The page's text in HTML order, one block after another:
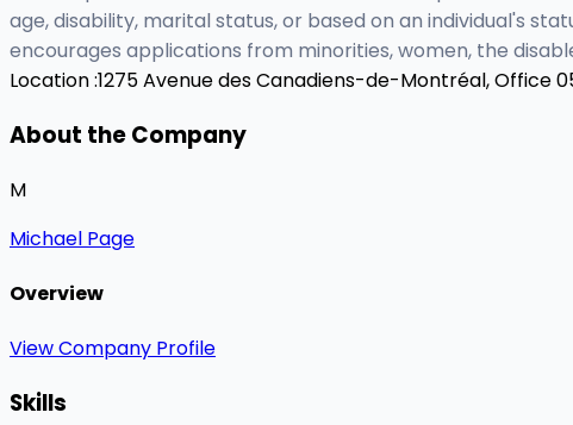
age, disability, marital status, or based on an individual's
encourages applications from minorities, women, the
Location :1275 Avenue des Canadiens-de-Montréal, Office
About the Company
M
Michael Page
Overview
View Company Profile
Skills